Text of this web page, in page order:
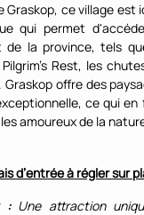
Graskop, ce village est
qui permet
la province, tels
Pilgrim's Rest, les
Graskop offre des
ce qui
amoureux de la
d’entrée à régler sur
:Une attraction